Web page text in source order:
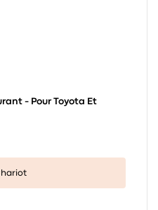
- Pour Toyota Et